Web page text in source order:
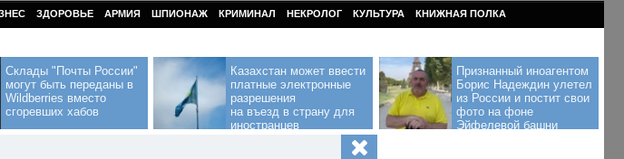
ЗДОРОВЬЕ АРМИЯ ШПИОНАЖ КРИМИНАЛ НЕКРОЛОГ КУЛЬТУРА КНИЖНАЯ ПОЛКА
Склады "Почты России"
могут быть переданы в
Wildberries вместо
сгоревших хабов
Казахстан может ввести
платные электронные
разрешения
на въезд в страну для
иностранцев
Признанный иноагентом
Борис Надеждин улетел
из России и постит свои
фото на фоне
Эйфелевой башни